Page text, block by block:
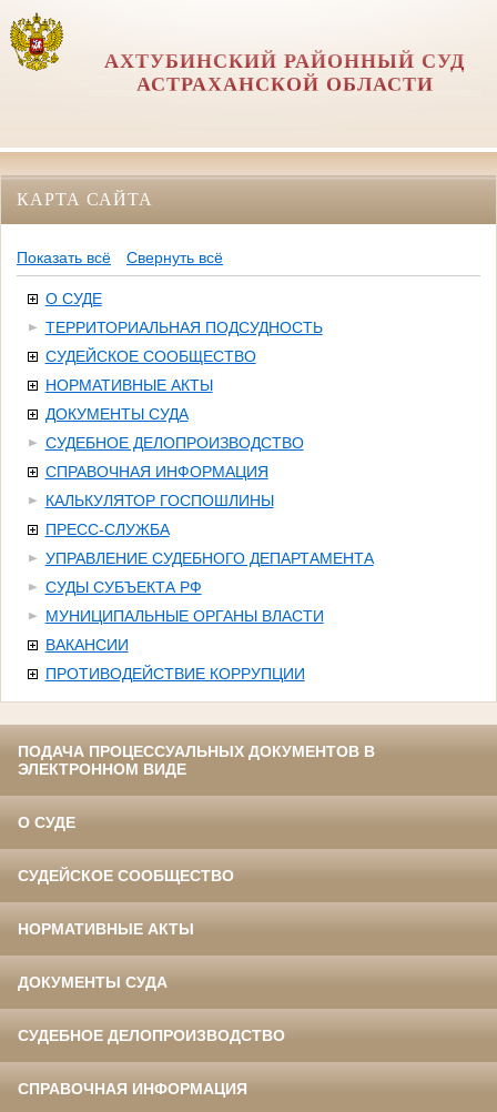
АХТУБИНСКИЙ РАЙОННЫЙ СУД
АСТРАХАНСКОЙ ОБЛАСТИ
КАРТА САЙТА
Показать всё Свернуть всё
О СУДЕ
ТЕРРИТОРИАЛЬНАЯ ПОДСУДНОСТЬ
СУДЕЙСКОЕ СООБЩЕСТВО
НОРМАТИВНЫЕ АКТЫ
ДОКУМЕНТЫ СУДА
СУДЕБНОЕ ДЕЛОПРОИЗВОДСТВО
СПРАВОЧНАЯ ИНФОРМАЦИЯ
КАЛЬКУЛЯТОР ГОСПОШЛИНЫ
ПРЕСС-СЛУЖБА
УПРАВЛЕНИЕ СУДЕБНОГО ДЕПАРТАМЕНТА
СУДЫ СУБЪЕКТА РФ
МУНИЦИПАЛЬНЫЕ ОРГАНЫ ВЛАСТИ
ВАКАНСИИ
ПРОТИВОДЕЙСТВИЕ КОРРУПЦИИ
ПОДАЧА ПРОЦЕССУАЛЬНЫХ ДОКУМЕНТОВ В
ЭЛЕКТРОННОМ ВИДЕ
О СУДЕ
СУДЕЙСКОЕ СООБЩЕСТВО
НОРМАТИВНЫЕ АКТЫ
ДОКУМЕНТЫ СУДА
СУДЕБНОЕ ДЕЛОПРОИЗВОДСТВО
СПРАВОЧНАЯ ИНФОРМАЦИЯ